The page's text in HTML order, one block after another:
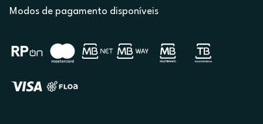
Modos de pagamento disponíveis